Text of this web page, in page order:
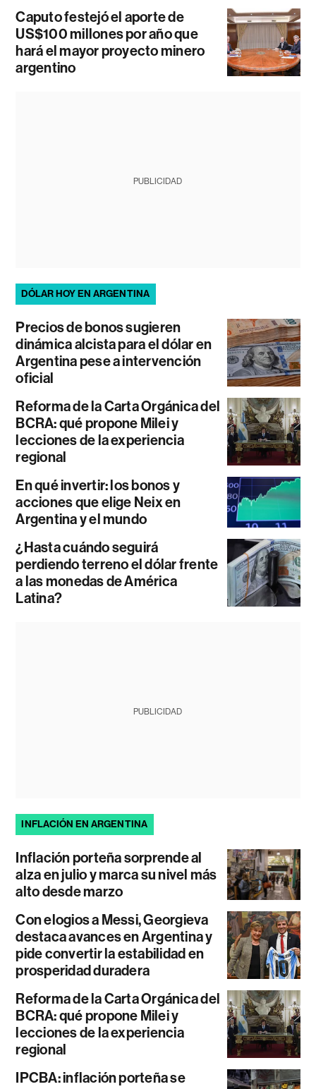
Caputo festejó el aporte de
US$100 millones por año que
hará el mayor proyecto minero
argentino
PUBLICIDAD
DÓLAR HOY EN ARGENTINA
Precios de bonos sugieren
dinámica alcista para el dólar en
Argentina pese a intervención
oficial
Reforma de la Carta Orgánica del
BCRA: qué propone Milei y
lecciones de la experiencia
regional
En qué invertir: los bonos y
acciones que elige Neix en
Argentina y el mundo
¿Hasta cuándo seguirá
perdiendo terreno el dólar frente
a las monedas de América
Latina?
PUBLICIDAD
INFLACIÓN EN ARGENTINA
Inflación porteña sorprende al
alza en julio y marca su nivel más
alto desde marzo
Con elogios a Messi, Georgieva
destaca avances en Argentina y
pide convertir la estabilidad en
prosperidad duradera
Reforma de la Carta Orgánica del
BCRA: qué propone Milei y
lecciones de la experiencia
regional
IPCBA: inflación porteña se